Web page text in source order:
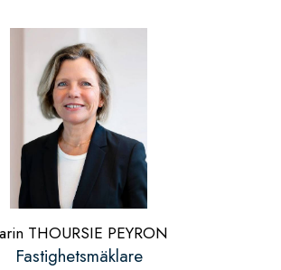
THOURSIE PEYRON
Fastighetsmäklare